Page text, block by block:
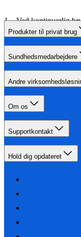
Ved kontinuerlig
i henhold til det
Produkter til privat brug
Sundhedsmedarbejdere
Andre
Om os
Supportkontakt
Hold dig opdateret